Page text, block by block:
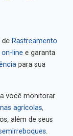
Rastreamento
line e garanta
para sua
você monitorar
agrícolas,
além de seus
.